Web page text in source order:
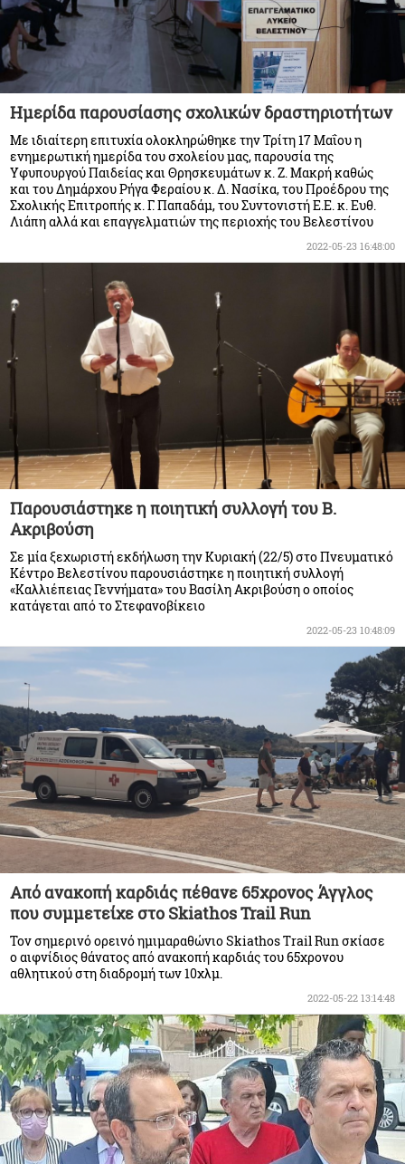
Ημερίδα παρουσίασης σχολικών δραστηριοτήτων
Με ιδιαίτερη επιτυχία ολοκληρώθηκε την Τρίτη 17 Μαΐου η
ενημερωτική ημερίδα του σχολείου μας, παρουσία της
Υφυπουργού Παιδείας και Θρησκευμάτων κ. Ζ. Μακρή καθώς
και του Δημάρχου Ρήγα Φεραίου κ. Δ. Νασίκα, του Προέδρου της
Σχολικής Επιτροπής κ. Γ. Παπαδάμ, του Συντονιστή Ε.Ε. κ. Ευθ.
Λιάπη αλλά και επαγγελματιών της περιοχής του Βελεστίνου
2022-05-23 16:48:00
Παρουσιάστηκε η ποιητική συλλογή του Β.
Ακριβούση
Σε μία ξεχωριστή εκδήλωση την Κυριακή (22/5) στο Πνευματικό
Κέντρο Βελεστίνου παρουσιάστηκε η ποιητική συλλογή
«Καλλιέπειας Γεννήματα» του Βασίλη Ακριβούση ο οποίος
κατάγεται από το Στεφανοβίκειο
2022-05-23 10:48:09
Από ανακοπή καρδιάς πέθανε 65χρονος Άγγλος
που συμμετείχε στο Skiathos Trail Run
Τον σημερινό ορεινό ημιμαραθώνιο Skiathos Trail Run σκίασε
ο αιφνίδιος θάνατος από ανακοπή καρδιάς του 65χρονου
αθλητικού στη διαδρομή των 10χλμ.
2022-05-22 13:14:48